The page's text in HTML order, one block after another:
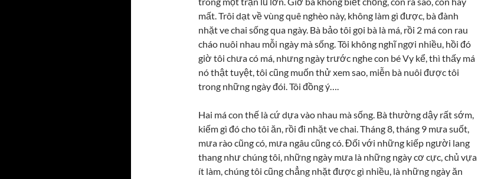
mất. Trôi dạt về vùng quê nghèo này, không làm gì được, bà đành
nhặt ve chai sống qua ngày. Bà bảo tôi gọi bà là má, rồi 2 má con rau
cháo nuôi nhau mỗi ngày mà sống. Tôi không nghĩ ngợi nhiều, hồi đó
giờ tôi chưa có má, nhưng ngày trước nghe con bé Vy kể, thì thấy má
nó thật tuyệt, tôi cũng muốn thử xem sao, miễn bà nuôi được tôi
trong những ngày đói. Tôi đồng ý….
Hai má con thế là cứ dựa vào nhau mà sống. Bà thường dậy rất sớm,
kiếm gì đó cho tôi ăn, rồi đi nhặt ve chai. Tháng 8, tháng 9 mưa suốt,
mưa rào cũng có, mưa ngâu cũng có. Đối với những kiếp người lang
thang như chúng tôi, những ngày mưa là những ngày cơ cực, chủ vựa
ít làm, chúng tôi cũng chẳng nhặt được gì nhiều, là những ngày ăn